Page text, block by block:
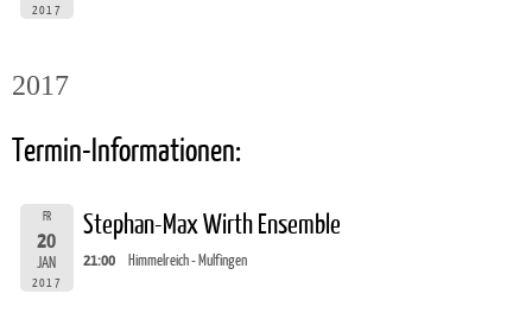
2017
2017
Termin-Informationen:
FR
20
JAN
2017
Stephan-Max Wirth Ensemble
21:00 Himmelreich - Mulfingen